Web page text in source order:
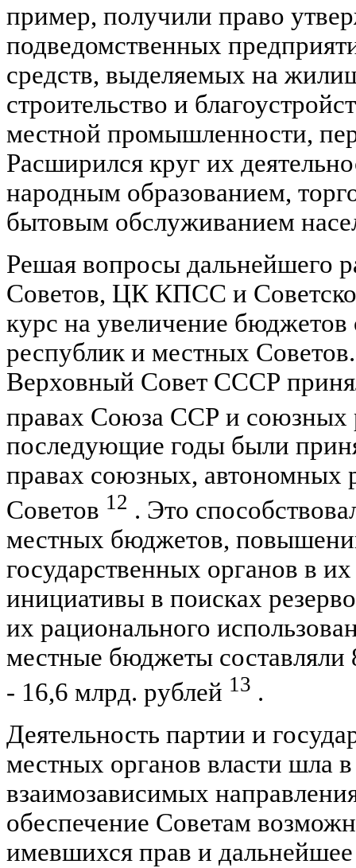
пример, получили право
подведомственных
средств, выделяемых на
строительство и
местной промышленности,
Расширился круг их
народным образованием,
бытовым обслуживанием
Решая вопросы дальнейшего
Советов, ЦК КПСС и
курс на увеличение
республик и местных
Верховный Совет СССР
правах Союза ССР и союзных
последующие годы были
правах союзных, автономных
Советов 12 . Это
местных бюджетов,
государственных органов в
инициативы в поисках
их рационального
местные бюджеты составляли
- 16,6 млрд. рублей 13 .
Деятельность партии и
местных органов власти шла
взаимозависимых
обеспечение Советам
имевшихся прав и